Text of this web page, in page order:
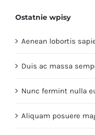
Ostatnie wpisy
Aenean lobortis
Duis ac massa
Nunc fermint nulla
Aliquam posuere